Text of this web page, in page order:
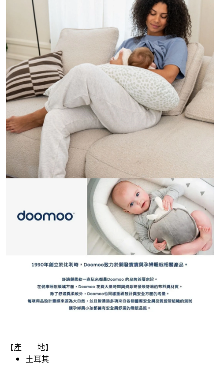
【產 地】
土耳其